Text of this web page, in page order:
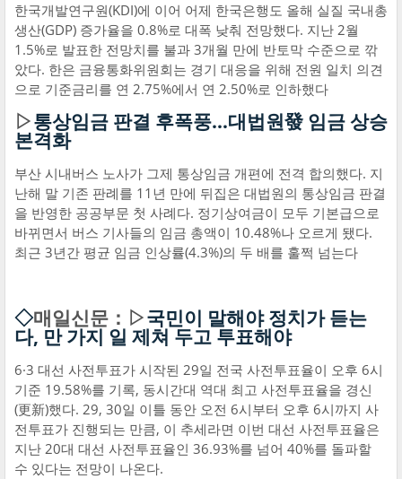
한국개발연구원(KDI)에 이어 어제 한국은행도 올해 실질 국내총
생산(GDP) 증가율을 0.8%로 대폭 낮춰 전망했다. 지난 2월
1.5%로 발표한 전망치를 불과 3개월 만에 반토막 수준으로 깎
았다. 한은 금융통화위원회는 경기 대응을 위해 전원 일치 의견
으로 기준금리를 연 2.75%에서 연 2.50%로 인하했다
▷통상임금 판결 후폭풍…대법원發 임금 상승
본격화
부산 시내버스 노사가 그제 통상임금 개편에 전격 합의했다. 지
난해 말 기존 판례를 11년 만에 뒤집은 대법원의 통상임금 판결
을 반영한 공공부문 첫 사례다. 정기상여금이 모두 기본급으로
바뀌면서 버스 기사들의 임금 총액이 10.48%나 오르게 됐다.
최근 3년간 평균 임금 인상률(4.3%)의 두 배를 훌쩍 넘는다
◇매일신문：▷국민이 말해야 정치가 듣는
다, 만 가지 일 제쳐 두고 투표해야
6·3 대선 사전투표가 시작된 29일 전국 사전투표율이 오후 6시
기준 19.58%를 기록, 동시간대 역대 최고 사전투표율을 경신
(更新)했다. 29, 30일 이틀 동안 오전 6시부터 오후 6시까지 사
전투표가 진행되는 만큼, 이 추세라면 이번 대선 사전투표율은
지난 20대 대선 사전투표율인 36.93%를 넘어 40%를 돌파할
수 있다는 전망이 나온다.